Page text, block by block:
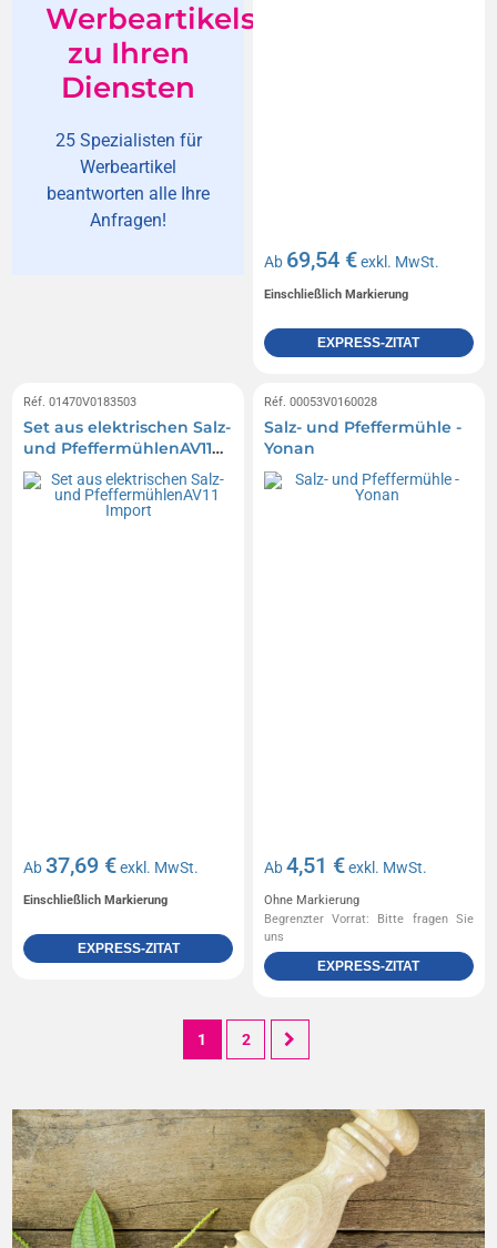
Werbeartikelspezialisten
zu Ihren
Diensten
25 Spezialisten für
Werbeartikel
beantworten alle Ihre
Anfragen!
Ab 69,54 €exkl. MwSt.
Einschließlich Markierung
EXPRESS-ZITAT
Réf. 01470V0183503
Set aus elektrischen Salz-
und PfeffermühlenAV11
Import
Ab37,69 €exkl. MwSt.
Einschließlich Markierung
EXPRESS-ZITAT
Réf. 00053V0160028
Salz- und Pfeffermühle -
Yonan
Ab4,51 €exkl. MwSt.
Ohne Markierung
Begrenzter Vorrat: Bitte fragen Sie
uns
EXPRESS-ZITAT
1 2